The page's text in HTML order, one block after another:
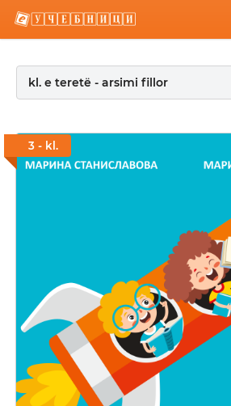
kl. e teretë - arsimi fillor
3 - kl.